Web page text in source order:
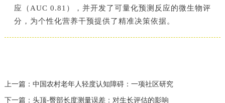
应（AUC 0.81），并开发了可量化预测反应的微生物评
分，为个性化营养干预提供了精准决策依据。
上一篇：中国农村老年人轻度认知障碍：一项社区研究
下一篇：头顶-臀部长度测量误差：对生长评估的影响